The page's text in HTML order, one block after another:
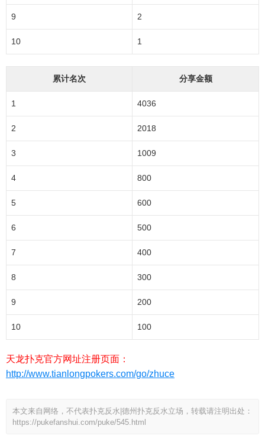
9 2
10 1
累计名次 分享金额
1 4036
2 2018
3 1009
4 800
5 600
6 500
7 400
8 300
9 200
10 100
天龙扑克官方网址注册页面：
http://www.tianlongpokers.com/go/zhuce
本文来自网络，不代表扑克反水|德州扑克反水立场，转载请注明出处：
https://pukefanshui.com/puke/545.html